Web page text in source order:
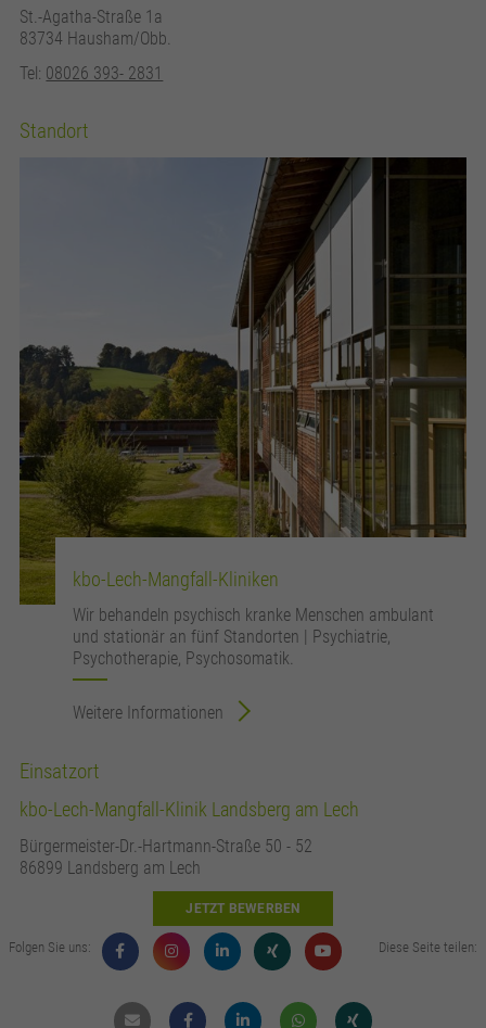
St.-Agatha-Straße 1a
83734 Hausham/Obb.
Tel: 08026 393- 2831
Standort
kbo-Lech-Mangfall-Kliniken
Wir behandeln psychisch kranke Menschen ambulant
und stationär an fünf Standorten | Psychiatrie,
Psychotherapie, Psychosomatik.
Weitere Informationen
Einsatzort
kbo-Lech-Mangfall-Klinik Landsberg am Lech
Bürgermeister-Dr.-Hartmann-Straße 50 - 52
86899 Landsberg am Lech
JETZT BEWERBEN
Folgen Sie uns: Diese Seite teilen:
Mail FacebookLinkdin WhatsappXing